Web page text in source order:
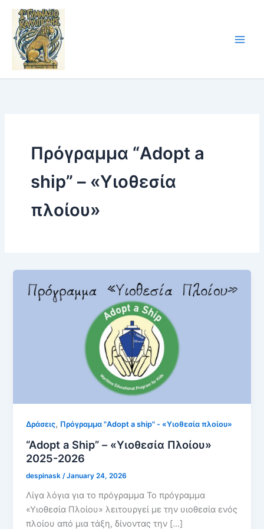
Skip
content
Πρόγραμμα “Adopt a
ship” – «Υιοθεσία
πλοίου»
Δράσεις, Πρόγραμμα "Adopt a ship" - «Υιοθεσία πλοίου»
“Adopt a Ship” – «Υιοθεσία Πλοίου»
2025-2026
despinask/January 24, 2026
Λίγα λόγια για το πρόγραμμα Το πρόγραμμα
«Υιοθεσία Πλοίου» λειτουργεί με την υιοθεσία ενός
πλοίου από μια τάξη, δίνοντας την […]